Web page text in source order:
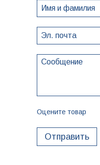
Оцените товар
Отправить